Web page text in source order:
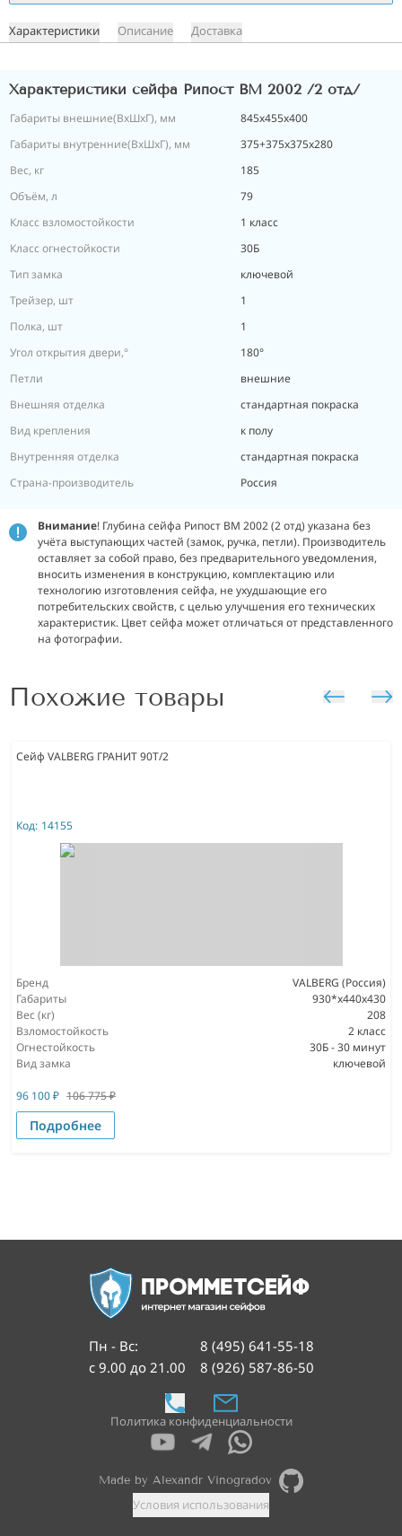
Характеристики Описание Доставка
Характеристики сейфа Рипост ВМ 2002 /2 отд/
Габариты внешние(ВхШхГ), мм
845х455х400
Габариты внутренние(ВхШхГ), мм
375+375х375х280
Вес, кг
185
Объём, л
79
Класс взломостойкости
1 класс
Класс огнестойкости
30Б
Тип замка
ключевой
Трейзер, шт
1
Полка, шт
1
Угол открытия двери,°
180°
Петли
внешние
Внешняя отделка
стандартная покраска
Вид крепления
к полу
Внутренняя отделка
стандартная покраска
Страна-производитель
Россия
Внимание! Глубина сейфа Рипост ВМ 2002 (2 отд) указана без
учёта выступающих частей (замок, ручка, петли). Производитель
оставляет за собой право, без предварительного уведомления,
вносить изменения в конструкцию, комплектацию или
технологию изготовления сейфа, не ухудшающие его
потребительских свойств, с целью улучшения его технических
характеристик. Цвет сейфа может отличаться от представленного
на фотографии.
Похожие товары
Сейф VALBERG ГРАНИТ 90T/2
Код: 14155
Бренд
VALBERG (Россия)
Габариты
930*x440x430
Вес (кг)
208
Взломостойкость
2 класс
Огнестойкость
30Б - 30 минут
Вид замка
ключевой
96 100₽ 106 775₽
Подробнее
Пн - Вс:
с 9.00 до 21.00
8 (495) 641-55-18
8 (926) 587-86-50
Политика конфиденциальности
Условия использования
Made by Alexandr Vinogradov